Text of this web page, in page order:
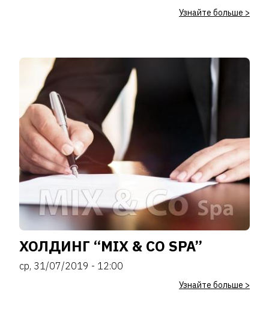
Узнайте больше >
ХОЛДИНГ “MIX & CO SPA”
ср, 31/07/2019 - 12:00
Узнайте больше >